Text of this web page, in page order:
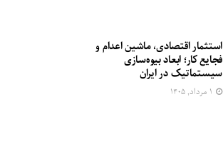
استثمار اقتصادی، ماشین اعدام و
فجایع کار؛ ابعاد بیوه‌سازی
سیستماتیک در ایران